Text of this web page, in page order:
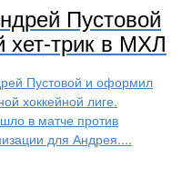
Пустовой
трик в МХЛ
Пустовой и оформил
хоккейной лиге.
в матче против
для Андрея....